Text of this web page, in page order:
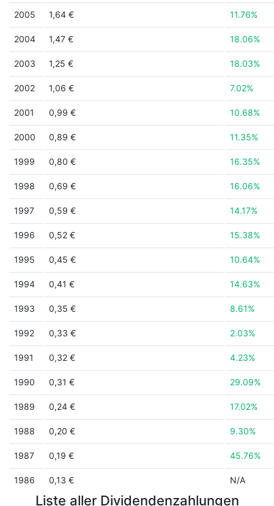
2005 1,64 € 11.76%
2004 1,47 € 18.06%
2003 1,25 € 18.03%
2002 1,06 € 7.02%
2001 0,99 € 10.68%
2000 0,89 € 11.35%
1999 0,80 € 16.35%
1998 0,69 € 16.06%
1997 0,59 € 14.17%
1996 0,52 € 15.38%
1995 0,45 € 10.64%
1994 0,41 € 14.63%
1993 0,35 € 8.61%
1992 0,33 € 2.03%
1991 0,32 € 4.23%
1990 0,31 € 29.09%
1989 0,24 € 17.02%
1988 0,20 € 9.30%
1987 0,19 € 45.76%
1986 0,13 € N/A
Liste aller Dividendenzahlungen